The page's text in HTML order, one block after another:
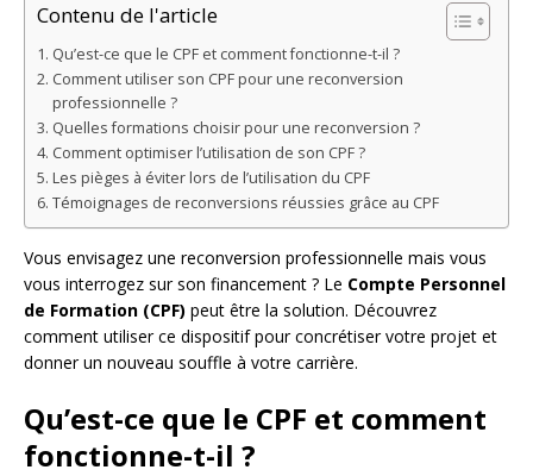
Contenu de l'article
Qu’est-ce que le CPF et comment fonctionne-t-il ?
Comment utiliser son CPF pour une reconversion
professionnelle ?
Quelles formations choisir pour une reconversion ?
Comment optimiser l’utilisation de son CPF ?
Les pièges à éviter lors de l’utilisation du CPF
Témoignages de reconversions réussies grâce au CPF
Vous envisagez une reconversion professionnelle mais vous
vous interrogez sur son financement ? Le Compte Personnel
de Formation (CPF) peut être la solution. Découvrez
comment utiliser ce dispositif pour concrétiser votre projet et
donner un nouveau souffle à votre carrière.
Qu’est-ce que le CPF et comment
fonctionne-t-il ?